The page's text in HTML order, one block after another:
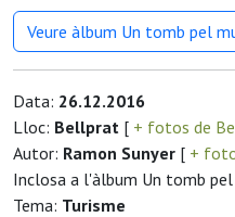
Veure àlbum Un tomb pel
Data: 26.12.2016
Lloc: Bellprat [ + fotos de
Autor: Ramon Sunyer [ +
Inclosa a l'àlbum Un tomb
Tema: Turisme